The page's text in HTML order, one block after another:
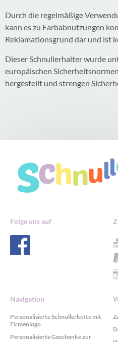
Durch die regelmäßige
kann es zu Farbabnutzungen
Reklamationsgrund dar und ist
Dieser Schnullerhalter wurde
europäischen
hergestellt und strengen
Folge uns auf
Navigation
Personalisierte Schnullerkette mit
Firmenlogo
Personalisierte Geschenke zur